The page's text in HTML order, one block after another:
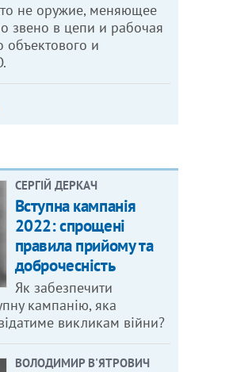
не оружие, меняющее
звено в цепи и рабочая
и
СЕРГІЙ ДЕРКАЧ
Вступна кампанія
2022: спрощені
правила прийому та
доброчесність
Як забезпечити
кампанію, яка
викликам війни?
ВОЛОДИМИР В'ЯТРОВИЧ